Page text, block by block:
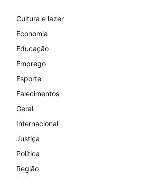
Cultura e lazer
Economia
Educação
Emprego
Esporte
Falecimentos
Geral
Internacional
Justiça
Política
Região